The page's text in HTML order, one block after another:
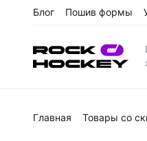
Блог Пошив формы
Главная Товары со